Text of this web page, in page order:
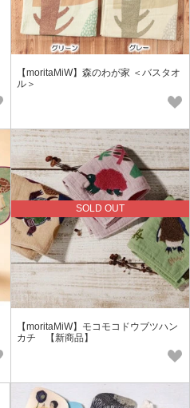
【moritaMiW】森のわが家 ＜バスタオ
ル＞
SOLD OUT
【moritaMiW】モコモコドウブツハン
カチ 【新商品】